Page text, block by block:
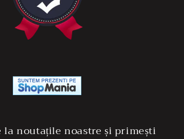
la noutațile noastre și primești